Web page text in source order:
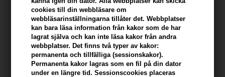
cookies till din webbläsare om
webbläsarinställningarna tillåter det. Webbplatser
kan bara läsa information från kakor som de har
lagrat själva och kan inte läsa kakor från andra
webbplatser. Det finns två typer av kakor:
permanenta och tillfälliga (sessionskakor).
Permanenta kakor lagras som en fil på din dator
under en längre tid. Sessionscookies placeras
Van Gils Between Sheets Eau de Toilette 30ml +
Deo Stick 75ml